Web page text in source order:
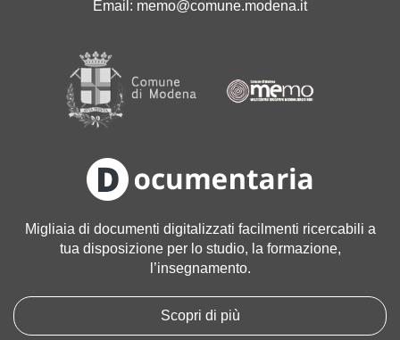
Email: memo@comune.modena.it
Migliaia di documenti digitalizzati facilmenti ricercabili a
tua disposizione per lo studio, la formazione,
l’insegnamento.
Scopri di più